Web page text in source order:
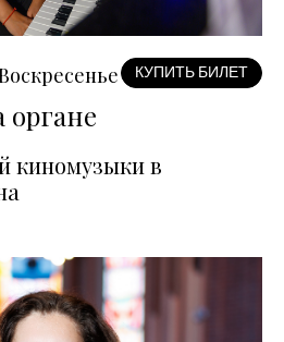
КУПИТЬ БИЛЕТ
органе
киномузыки в